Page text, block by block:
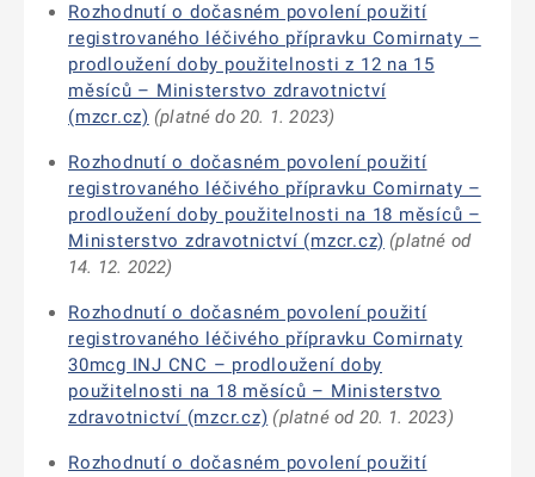
Rozhodnutí o dočasném povolení použití
registrovaného léčivého přípravku Comirnaty –
prodloužení doby použitelnosti z 12 na 15
měsíců – Ministerstvo zdravotnictví
(mzcr.cz) (platné do 20. 1. 2023)
Rozhodnutí o dočasném povolení použití
registrovaného léčivého přípravku Comirnaty –
prodloužení doby použitelnosti na 18 měsíců –
Ministerstvo zdravotnictví (mzcr.cz) (platné od
14. 12. 2022)
Rozhodnutí o dočasném povolení použití
registrovaného léčivého přípravku Comirnaty
30mcg INJ CNC – prodloužení doby
použitelnosti na 18 měsíců – Ministerstvo
zdravotnictví (mzcr.cz) (platné od 20. 1. 2023)
Rozhodnutí o dočasném povolení použití